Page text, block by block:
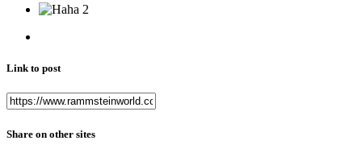
2
Link to post
Share on other sites